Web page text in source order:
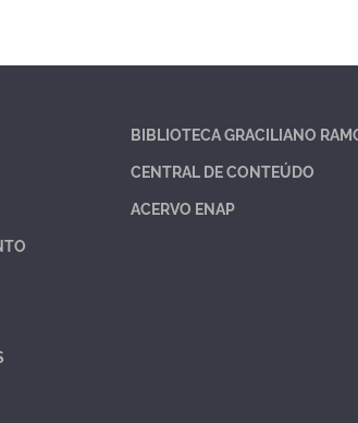
BIBLIOTECA GRACILIANO
CENTRAL DE CONTEÚDO
ACERVO ENAP